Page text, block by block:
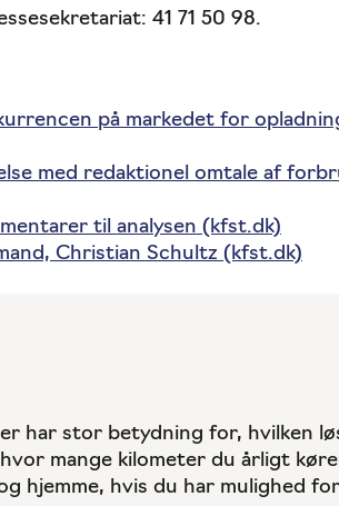
41 71 50 98.
på markedet for
med redaktionel omtale af
til analysen (kfst.dk)
Christian Schultz (kfst.dk)
har stor betydning for, hvilken
mange kilometer du årligt
hjemme, hvis du har mulighed